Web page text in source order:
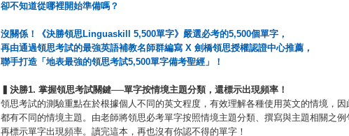
卻不知道從哪裡開始準備嗎？
沒關係！《決勝領思Linguaskill 5,500單字》嚴選必考的5,500個單字，
再由通過領思考試的最強英語補教名師群編寫 X 劍橋領思授權認證中心推薦，
聯手打造「地表最強的領思考試5,500單字備考聖經」！
決勝1. 掌握領思考試關鍵──單字按情境主題分類，還標示出現頻率！
領思考試的測驗重點在於根據個人不同的英文程度，有效理解各種使用英文的情境，因
都有不同的情境主題。由老師將領思必考單字按照情境主題分類、撰寫與主題相關之例
再標示單字出現頻率。讀完這本，再也沒有你認不得的單字！